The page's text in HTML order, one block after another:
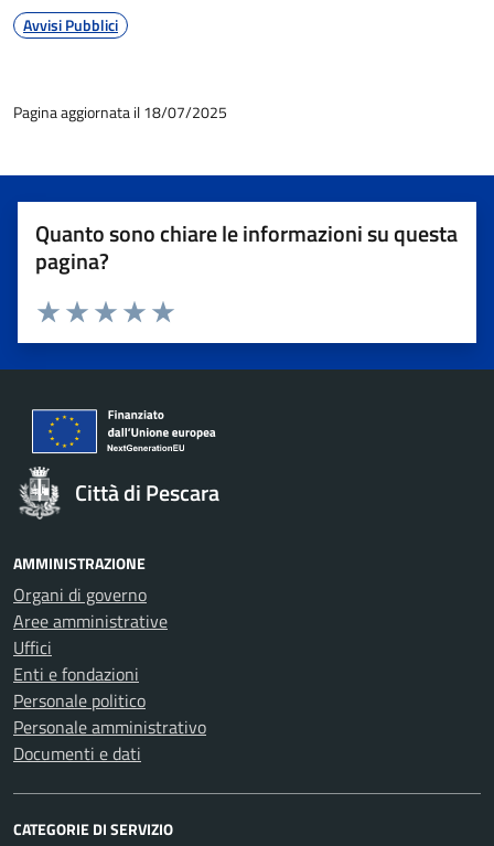
Avvisi Pubblici
Pagina aggiornata il 18/07/2025
Quanto sono chiare le informazioni su questa
pagina?
Valuta 5 stelle su 5
Valuta 4 stelle su 5
Valuta 3 stelle su 5
Valuta 2 stelle su 5
Valuta 1 stelle su 5
Città di Pescara
AMMINISTRAZIONE
Organi di governo
Aree amministrative
Uffici
Enti e fondazioni
Personale politico
Personale amministrativo
Documenti e dati
CATEGORIE DI SERVIZIO